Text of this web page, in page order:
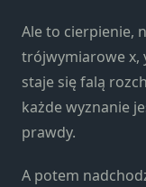
Ale to cierpienie,
trójwymiarowe x,
staje się falą
każde wyznanie
prawdy.
A potem